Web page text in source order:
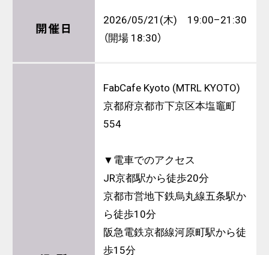
開催日
2026/05/21(木) 19:00–21:30
（開場 18:30）
FabCafe Kyoto (MTRL KYOTO)
京都府京都市下京区本塩竈町
554
▼電車でのアクセス
JR京都駅から徒歩20分
京都市営地下鉄烏丸線五条駅か
ら徒歩10分
阪急電鉄京都線河原町駅から徒
歩15分